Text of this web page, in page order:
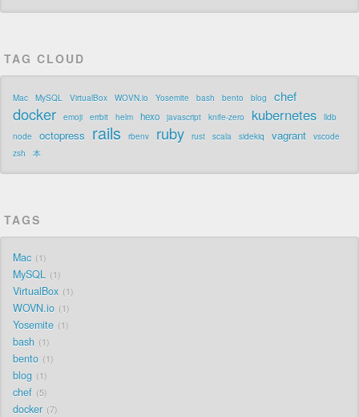
TAG CLOUD
Mac MySQL VirtualBox WOVN.io Yosemite bash bento blog chef
docker emoji errbit helm hexo javascript knife-zero kubernetes
lldb
node
octopress rails rbenv ruby rust scala sidekiq vagrant
vscode
zsh
本
TAGS
Mac 1
MySQL 1
VirtualBox 1
WOVN.io 1
Yosemite 1
bash 1
bento 1
blog 1
chef 5
docker 7